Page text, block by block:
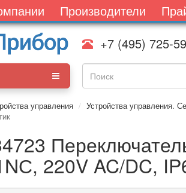
Производители
+7 (495) 725-
управления Устройства управления.
220V AC/DC,